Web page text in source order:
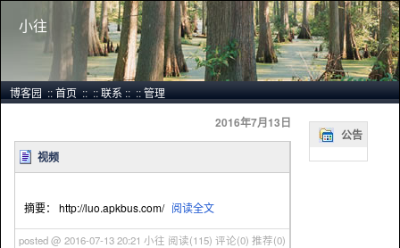
小往
博客园::首页::::联系::::管理
公告
2016年7月13日
视频
摘要： http://luo.apkbus.com/ 阅读全文
posted @ 2016-07-13 20:21 小往 阅读(115) 评论(0) 推荐(0)